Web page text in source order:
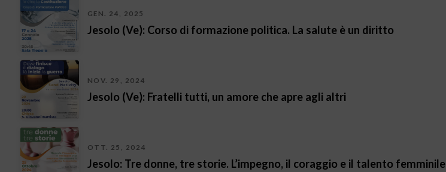
GEN. 24, 2025
Jesolo (Ve): Corso di formazione politica. La salute è un diritto
NOV. 29, 2024
Jesolo (Ve): Fratelli tutti, un amore che apre agli altri
OTT. 25, 2024
Jesolo: Tre donne, tre storie. L’impegno, il coraggio e il talento femminile